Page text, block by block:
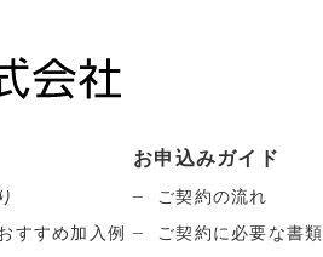
すすめ加入例
お申込みガイド
ご契約の流れ
ご契約に必要な書類